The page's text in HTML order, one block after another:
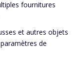
fournitures
et autres objets
de